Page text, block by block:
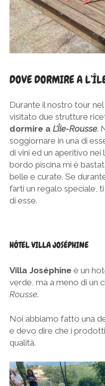
DOVE DORMIRE A
Durante il nostro tour
visitato due strutture
dormire a L’Île-Rousse.
soggiornare in una di
di vini ed un aperitivo nei
bordo piscina mi è
belle e curate. Se
farti un regalo speciale,
di esse.
HÔTEL VILLA JOSÉPHINE
Villa Joséphine è un
verde, ma a meno di un
Rousse.
Noi abbiamo fatto una
e devo dire che i
qualità.